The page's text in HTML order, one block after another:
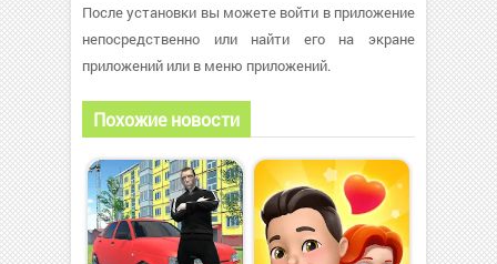
После установки вы можете войти в приложение
непосредственно или найти его на экране
приложений или в меню приложений.
Похожие новости